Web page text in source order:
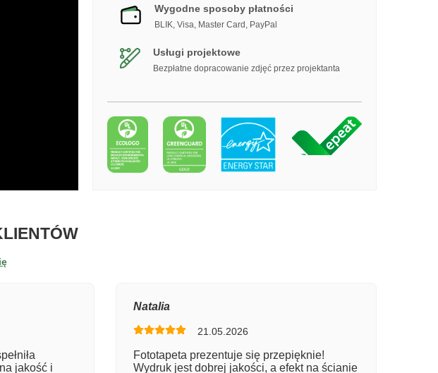
Wygodne sposoby płatności
BLIK, Visa, Master Card, PayPal
Usługi projektowe
Bezpłatne dopracowanie zdjęć przez projektanta
O TAPECIE DESKA SNOWBOARDOWA
jakość i
Natalia
21.05.2026
Fototapeta prezentuje się przepięknie!
Wydruk jest dobrej jakości, a efekt na ścianie